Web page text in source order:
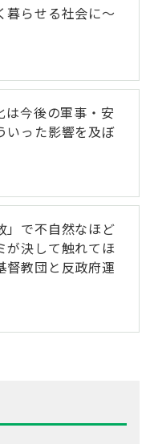
暮らせる社会に～
は今後の軍事・安
いった影響を及ぼ
」で不自然なほど
が決して触れてほ
督教団と反政府運